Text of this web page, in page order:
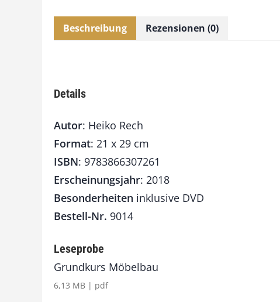
Beschreibung Rezensionen (0)
Details
Autor: Heiko Rech
Format: 21 x 29 cm
ISBN: 9783866307261
Erscheinungsjahr: 2018
Besonderheiten inklusive DVD
Bestell-Nr. 9014
Leseprobe
Grundkurs Möbelbau
6,13 MB | pdf